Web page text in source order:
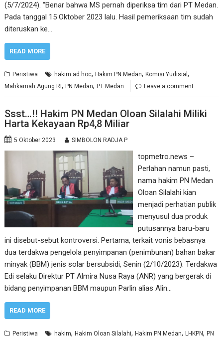
(5/7/2024). “Benar bahwa MS pernah diperiksa tim dari PT Medan.
Pada tanggal 15 Oktober 2023 lalu. Hasil pemeriksaan tim sudah
diteruskan ke…
READ MORE
Peristiwa hakim ad hoc,Hakim PN Medan,Komisi Yudisial,
Mahkamah Agung RI,PN Medan,PT Medan Leave a comment
Ssst…!! Hakim PN Medan Oloan Silalahi Miliki
Harta Kekayaan Rp4,8 Miliar
5 Oktober 2023 SIMBOLON RADJA P
topmetro.news –
Perlahan namun pasti,
nama hakim PN Medan
Oloan Silalahi kian
menjadi perhatian publik
menyusul dua produk
putusannya baru-baru
ini disebut-sebut kontroversi. Pertama, terkait vonis bebasnya
dua terdakwa pengelola penyimpanan (penimbunan) bahan bakar
minyak (BBM) jenis solar bersubsidi, Senin (2/10/2023). Terdakwa
Edi selaku Direktur PT Almira Nusa Raya (ANR) yang bergerak di
bidang penyimpanan BBM maupun Parlin alias Alin…
READ MORE
Peristiwa hakim,Hakim Oloan Silalahi,Hakim PN Medan,LHKPN,PN